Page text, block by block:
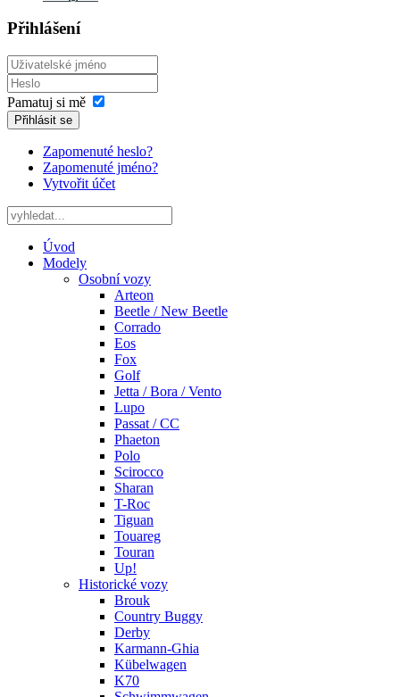
Přihlášení
Pamatuj si mě
Přihlásit se
Zapomenuté heslo?
Zapomenuté jméno?
Vytvořit účet
Úvod
Modely
Osobní vozy
Arteon
Beetle / New Beetle
Corrado
Eos
Fox
Golf
Jetta / Bora / Vento
Lupo
Passat / CC
Phaeton
Polo
Scirocco
Sharan
T-Roc
Tiguan
Touareg
Touran
Up!
Historické vozy
Brouk
Country Buggy
Derby
Karmann-Ghia
Kübelwagen
K70